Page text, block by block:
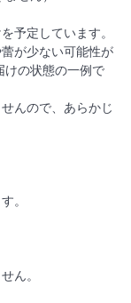
予定しています。
が少ない可能性が
けの状態の一例で
んので、あらかじ
。
ん。